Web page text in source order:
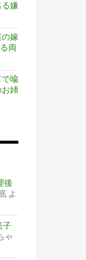
嫌
嫁
両
喩
お姉
後
よ
子
ゃ